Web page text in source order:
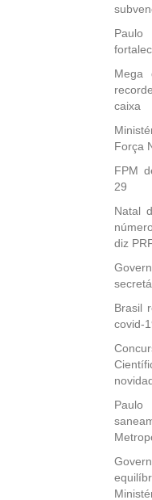
Mega
caixa
Força
FPM
29
Natal
diz
Brasil
covid-